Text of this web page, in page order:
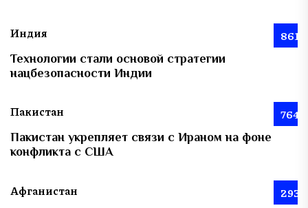
Индия 861
Технологии стали основой стратегии
нацбезопасности Индии
Пакистан 764
Пакистан укрепляет связи с Ираном на фоне
конфликта с США
Афганистан 293